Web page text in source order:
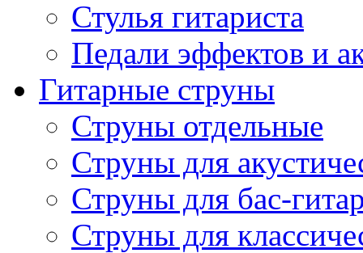
Стулья гитариста
Педали эффектов и
Гитарные струны
Струны отдельные
Струны для
Струны для бас-
Струны для